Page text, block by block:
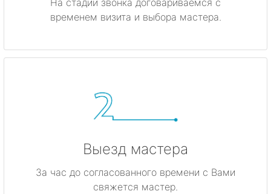
На стадии звонка договариваемся с
временем визита и выбора мастера.
Выезд мастера
За час до согласованного времени с Вами
свяжется мастер.